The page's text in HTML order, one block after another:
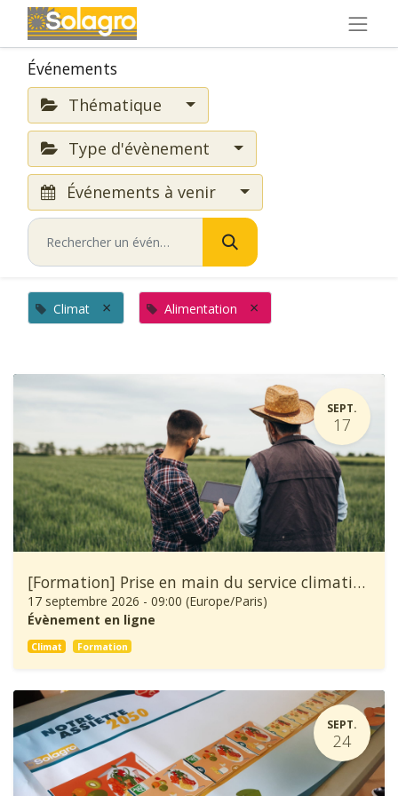
Événements
Thématique
Type d'évènement
Événements à venir
Climat × Alimentation ×
SEPT.
17
[Formation] Prise en main du service climatique Climadiag Agriculture et Forêt
17 septembre 2026 - 09:00 (Europe/Paris)
Évènement en ligne
Climat Formation
SEPT.
24